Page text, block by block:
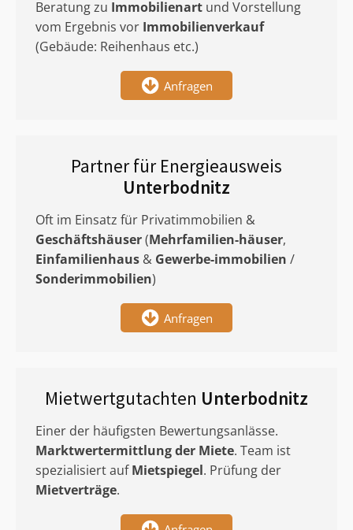
Beratung zu Immobilienart und Vorstellung
vom Ergebnis vor Immobilienverkauf
(Gebäude: Reihenhaus etc.)
Anfragen
Partner für Energieausweis
Unterbodnitz
Oft im Einsatz für Privatimmobilien &
Geschäftshäuser(Mehrfamilien-häuser,
Einfamilienhaus & Gewerbe-immobilien /
Sonderimmobilien)
Anfragen
Mietwertgutachten Unterbodnitz
Einer der häufigsten Bewertungsanlässe.
Marktwertermittlungder Miete. Team ist
spezialisiert aufMietspiegel. Prüfung der
Mietverträge.